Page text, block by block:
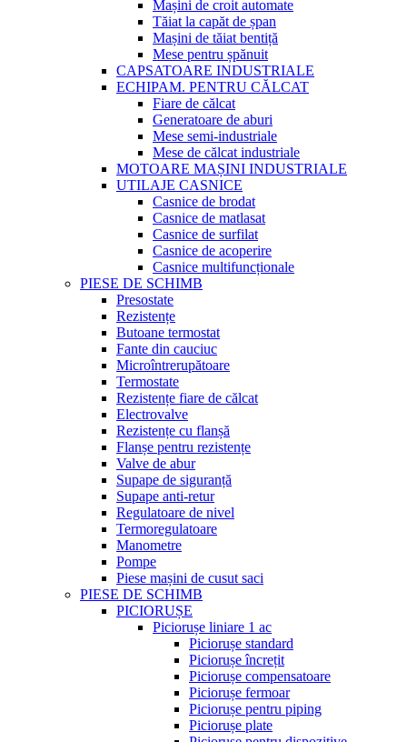
Mașini de croit automate
Tăiat la capăt de șpan
Mașini de tăiat bentiță
Mese pentru șpănuit
CAPSATOARE INDUSTRIALE
ECHIPAM. PENTRU CĂLCAT
Fiare de călcat
Generatoare de aburi
Mese semi-industriale
Mese de călcat industriale
MOTOARE MAȘINI INDUSTRIALE
UTILAJE CASNICE
Casnice de brodat
Casnice de matlasat
Casnice de surfilat
Casnice de acoperire
Casnice multifuncționale
PIESE DE SCHIMB
Presostate
Rezistențe
Butoane termostat
Fante din cauciuc
Microîntrerupătoare
Termostate
Rezistențe fiare de călcat
Electrovalve
Rezistențe cu flanșă
Flanșe pentru rezistențe
Valve de abur
Supape de siguranță
Supape anti-retur
Regulatoare de nivel
Termoregulatoare
Manometre
Pompe
Piese mașini de cusut saci
PIESE DE SCHIMB
PICIORUȘE
Piciorușe liniare 1 ac
Piciorușe standard
Piciorușe încrețit
Piciorușe compensatoare
Piciorușe fermoar
Piciorușe pentru piping
Piciorușe plate